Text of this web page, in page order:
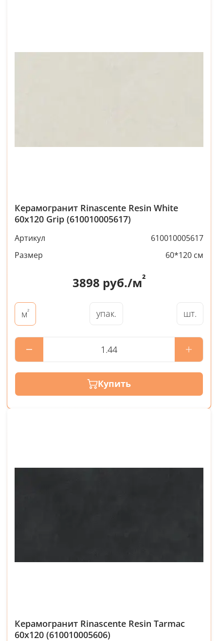
Керамогранит Rinascente Resin White
60x120 Grip (610010005617)
Артикул
610010005617
Размер
60*120 см
3898 руб./м²
м² упак. шт.
Купить
Керамогранит Rinascente Resin Tarmac
60x120 (610010005606)